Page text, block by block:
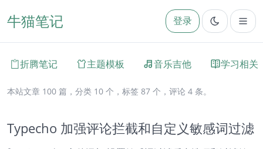
牛猫笔记 登录
折腾笔记 主题模板 音乐吉他 学习相关
本站文章 100 篇，分类 10 个，标签 87 个，评论 4 条。
Typecho 加强评论拦截和自定义敏感词过滤